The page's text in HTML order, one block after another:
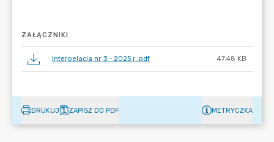
ZAŁĄCZNIKI
Interpelacja nr 3 - 2025 r..pdf 47.48 KB
DRUKUJ ZAPISZ DO PDF METRYCZKA